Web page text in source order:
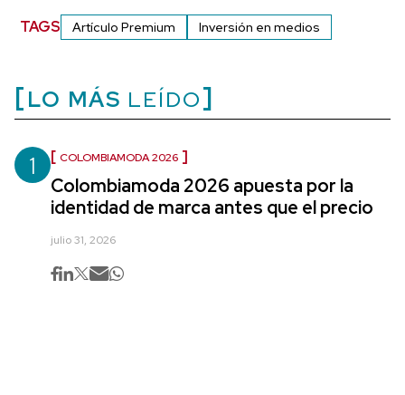
TAGS Artículo Premium Inversión en medios
LO MÁS LEÍDO
1 COLOMBIAMODA 2026
Colombiamoda 2026 apuesta por la
identidad de marca antes que el precio
julio 31, 2026